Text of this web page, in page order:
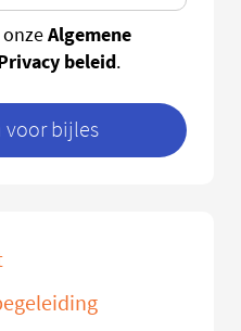
Algemene
beleid.
bijles